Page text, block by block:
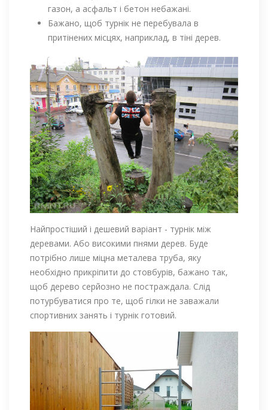
газон, а асфальт і бетон небажані.
Бажано, щоб турнік не перебувала в
притінених місцях, наприклад, в тіні дерев.
Найпростіший і дешевий варіант - турнік між
деревами. Або високими пнями дерев. Буде
потрібно лише міцна металева труба, яку
необхідно прикріпити до стовбурів, бажано так,
щоб дерево серйозно не постраждала. Слід
потурбуватися про те, щоб гілки не заважали
спортивних занять і турнік готовий.